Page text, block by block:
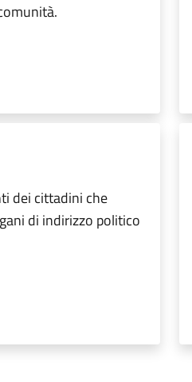
dei cittadini che
di indirizzo politico